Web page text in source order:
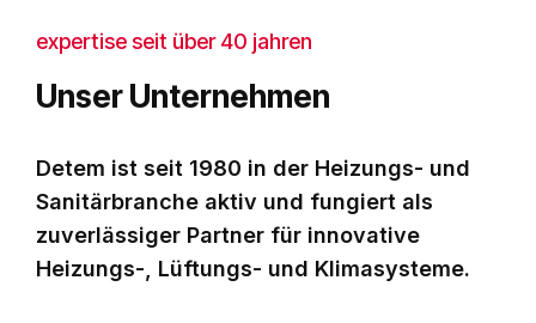
expertise seit über 40 jahren
Unser Unternehmen
Detem ist seit 1980 in der Heizungs- und
Sanitärbranche aktiv und fungiert als
zuverlässiger Partner für innovative
Heizungs-, Lüftungs- und Klimasysteme.